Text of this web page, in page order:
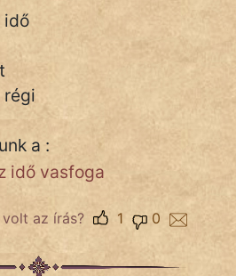
idő
a :
idő vasfoga
az írás? 0
1